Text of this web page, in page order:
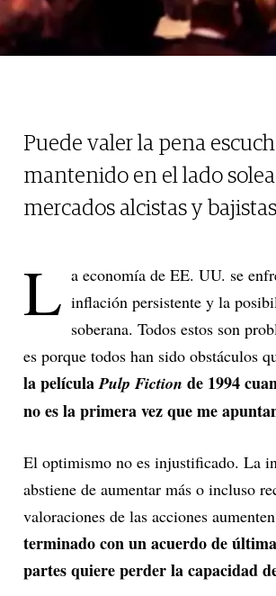
Puede valer la pena
mantenido en el lado
mercados alcistas y
L a economía de EE. UU. se
inflación persistente y la
soberana. Todos estos son
es porque todos han sido obstáculos
la películaPulp Fiction de 1994
no es la primera vez que me
El optimismo no es injustificado. La
abstiene de aumentar más o incluso
valoraciones de las acciones
terminado con un acuerdo de
partes quiere perder la capacidad